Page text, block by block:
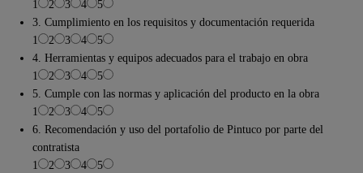
1
2 3 4
5
3. Cumplimiento en los requisitos y documentación requerida
1
2 3 4
5
4. Herramientas y equipos adecuados para el trabajo en obra
1
2 3 4
5
5. Cumple con las normas y aplicación del producto en la obra
1
2 3 4
5
6. Recomendación y uso del portafolio de Pintuco por parte del
contratista
1
2 3 4
5